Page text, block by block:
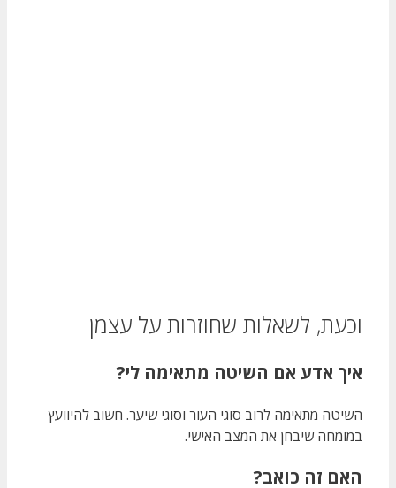
וכעת, לשאלות שחוזרות על עצמן
איך אדע אם השיטה מתאימה לי?
השיטה מתאימה לרוב סוגי העור וסוגי שיער. חשוב להיוועץ
במומחה שיבחן את המצב האישי.
האם זה כואב?